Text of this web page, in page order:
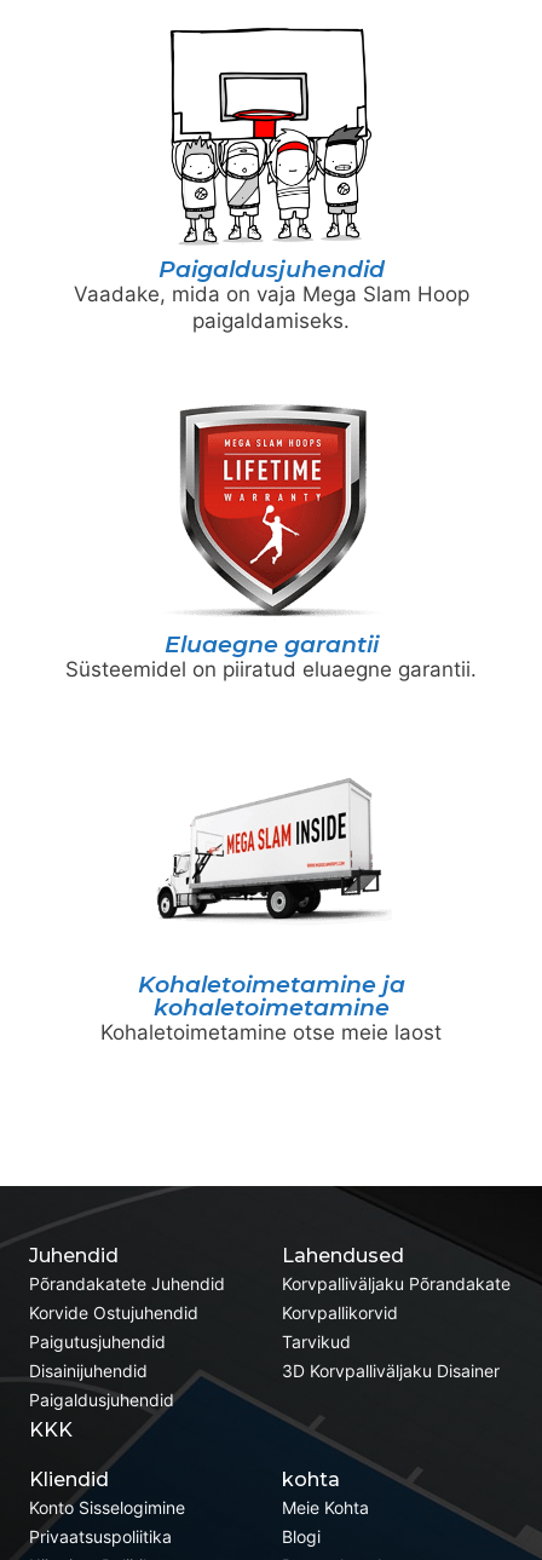
Paigaldusjuhendid
Vaadake, mida on vaja Mega Slam Hoop
paigaldamiseks.
Eluaegne garantii
Süsteemidel on piiratud eluaegne garantii.
Kohaletoimetamine ja
kohaletoimetamine
Kohaletoimetamine otse meie laost
Lahendused
Korvpalliväljaku Põrandakate
Korvpallikorvid
Tarvikud
3D Korvpalliväljaku Disainer
Juhendid
Põrandakatete Juhendid
Korvide Ostujuhendid
Paigutusjuhendid
Disainijuhendid
Paigaldusjuhendid
KKK
Kliendid
Konto Sisselogimine
Privaatsuspoliitika
kohta
Meie Kohta
Blogi